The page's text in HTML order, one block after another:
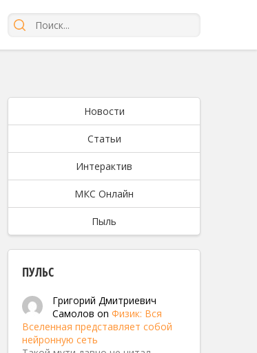
Новости
Статьи
Интерактив
МКС Онлайн
Пыль
ПУЛЬС
Григорий Дмитриевич
Самолов on Физик: Вся
Вселенная представляет собой
нейронную сеть